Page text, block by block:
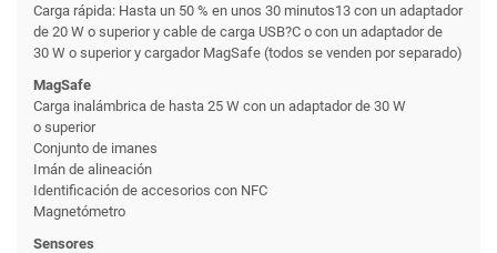
Carga rápida: Hasta un 50 % en unos 30 minutos13 con un adaptador
de 20 W o superior y cable de carga USB?C o con un adaptador de
30 W o superior y cargador MagSafe (todos se venden por separado)
MagSafe
Carga inalámbrica de hasta 25 W con un adaptador de 30 W
o superior
Conjunto de imanes
Imán de alineación
Identificación de accesorios con NFC
Magnetómetro
Sensores